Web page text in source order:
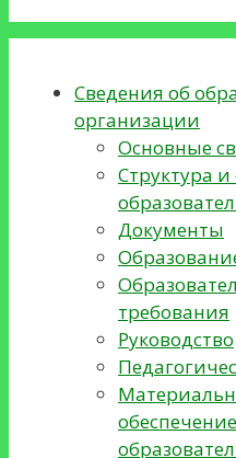
Сведения об
организации
Основные
Структура
Документы
требования
Руководство